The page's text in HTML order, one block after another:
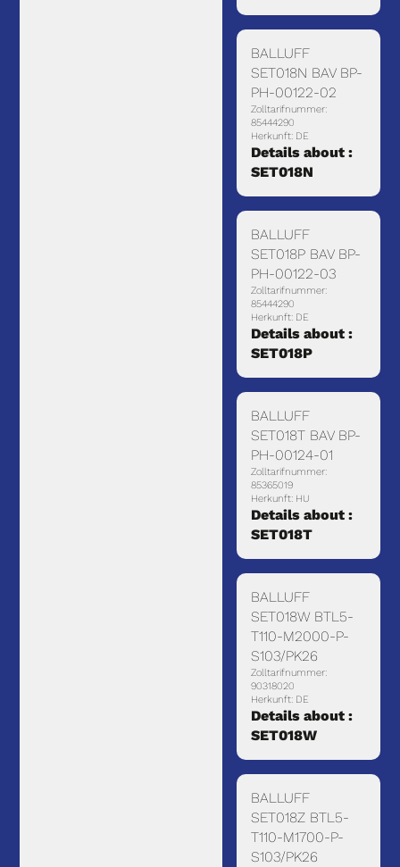
BALLUFF
SET018N BAV BP-
PH-00122-02
Zolltarifnummer:
85444290
Herkunft: DE
Details about :
SET018N
BALLUFF
SET018P BAV BP-
PH-00122-03
Zolltarifnummer:
85444290
Herkunft: DE
Details about :
SET018P
BALLUFF
SET018T BAV BP-
PH-00124-01
Zolltarifnummer:
85365019
Herkunft: HU
Details about :
SET018T
BALLUFF
SET018W BTL5-
T110-M2000-P-
S103/PK26
Zolltarifnummer:
90318020
Herkunft: DE
Details about :
SET018W
BALLUFF
SET018Z BTL5-
T110-M1700-P-
S103/PK26